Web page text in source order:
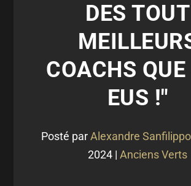
DES TOUT
COACHS
EUS !"
Posté parAlexandre Sanfilippo
2024 | Anciens Verts